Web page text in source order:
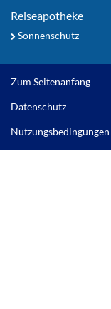
Reiseapotheke
Sonnenschutz
Zum Seitenanfang
Datenschutz
Nutzungsbedingungen